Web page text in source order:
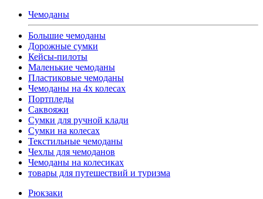
Чемоданы
Большие чемоданы
Дорожные сумки
Кейсы-пилоты
Маленькие чемоданы
Пластиковые чемоданы
Чемоданы на 4х колесах
Портпледы
Саквояжи
Сумки для ручной клади
Сумки на колесах
Текстильные чемоданы
Чехлы для чемоданов
Чемоданы на колесиках
товары для путешествий и туризма
Рюкзаки